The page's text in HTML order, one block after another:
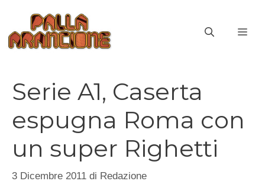
contenuto
Serie A1, Caserta
espugna Roma con
un super Righetti
3 Dicembre 2011 di Redazione